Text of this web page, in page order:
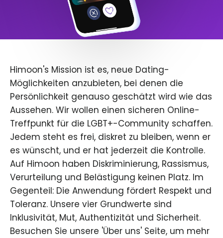
Himoon's Mission ist es, neue Dating-
Möglichkeiten anzubieten, bei denen die
Persönlichkeit genauso geschätzt wird wie das
Aussehen. Wir wollen einen sicheren Online-
Treffpunkt für die LGBT+-Community schaffen.
Jedem steht es frei, diskret zu bleiben, wenn er
es wünscht, und er hat jederzeit die Kontrolle.
Auf Himoon haben Diskriminierung, Rassismus,
Verurteilung und Belästigung keinen Platz. Im
Gegenteil: Die Anwendung fördert Respekt und
Toleranz. Unsere vier Grundwerte sind
Inklusivität, Mut, Authentizität und Sicherheit.
Besuchen Sie unsere 'Über uns' Seite, um mehr